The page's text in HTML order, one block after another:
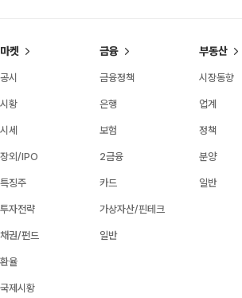
마켓
공시
시황
시세
장외/IPO
특징주
투자전략
채권/펀드
환율
국제시황
금융
금융정책
은행
보험
2금융
카드
가상자산/핀테크
일반
부동산
시장동향
업계
정책
분양
일반